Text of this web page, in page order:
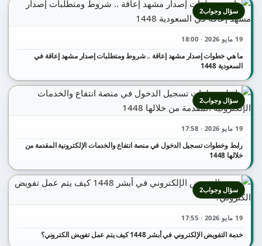
19 مايو 2026 · 18:00
ما هي خطوات إصدار مشهد إعاقة .. شروط ومتطلبات إصدار مشهد إعاقة في
السعودية 1448
سؤال وجواب2
19 مايو 2026 · 17:58
رابط وخطوات تسجيل الدخول في منصة انتفاع والخدمات الإلكترونية المقدمة من
خلالها 1448
سؤال وجواب2
19 مايو 2026 · 17:55
خدمة التفويض الإلكتروني في أبشر 1448 كيف يتم عمل تفويض الكتروني؟
سؤال وجواب2